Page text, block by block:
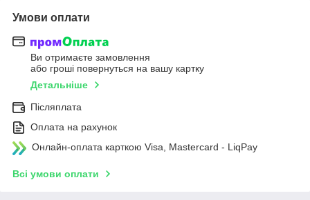
Умови оплати
Ви отримаєте замовлення
або гроші повернуться на вашу картку
Детальніше
Післяплата
Оплата на рахунок
Онлайн-оплата карткою Visa, Mastercard - LiqPay
Всі умови оплати